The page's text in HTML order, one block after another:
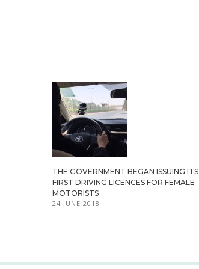
THE GOVERNMENT BEGAN ISSUING ITS
FIRST DRIVING LICENCES FOR FEMALE
MOTORISTS
24 JUNE 2018